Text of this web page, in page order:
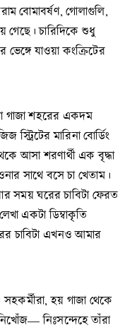
বোমাবর্ষণ, গোলাগুলি,
গেছে। চারিদিকে শুধু
যাওয়া কংক্রিটের
গাজা শহরের একদম
মারিনা বোর্ডিং
আসা শরণার্থী এক বৃদ্ধা
সাথে বসে চা খেতাম।
সময় ঘরের চাবিটা ফেরত
একটা ডিম্বাকৃতি
চাবিটা এখনও আমার
হয় গাজা থেকে
নিঃসন্দেহে তাঁরা